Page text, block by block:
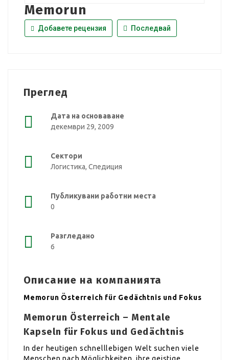
Memorun
Добавете рецензия Последвай
Преглед
Дата на основаване
декември 29, 2009
Сектори
Логистика, Спедиция
Публикувани работни места
0
Разгледано
6
Описание на компанията
Memorun Österreich für Gedächtnis und Fokus
Memorun Österreich – Mentale
Kapseln für Fokus und Gedächtnis
In der heutigen schnelllebigen Welt suchen viele